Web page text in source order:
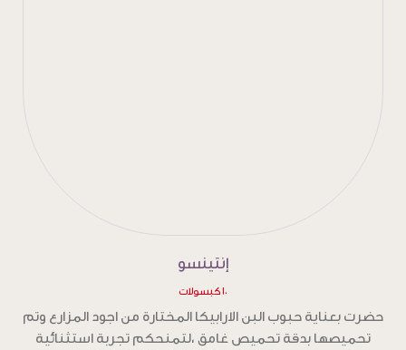
إنتينسو
١٠ كبسولات
حضرت بعناية حبوب البن الارابيكا المختارة من اجود المزارع وتم
تحميصها بدقة تحميص غامق ،لتمنحكم تجربة استثنائية